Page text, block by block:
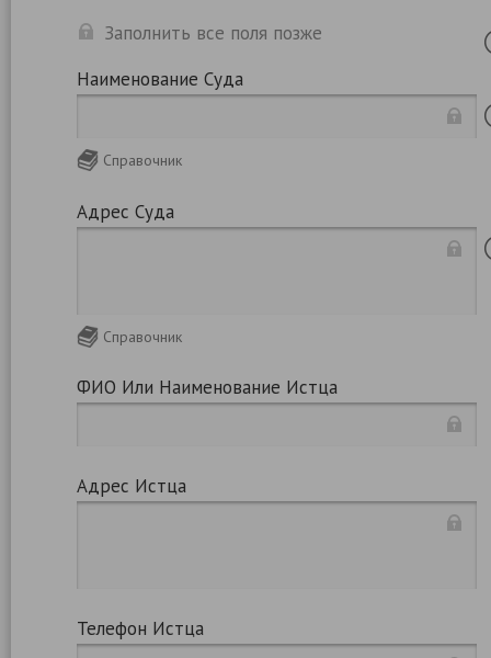
Заполнить все поля позже
Наименование Суда
Справочник
Адрес Суда
Справочник
ФИО Или Наименование Истца
Адрес Истца
Телефон Истца